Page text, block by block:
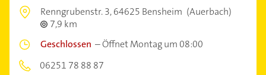
Renngrubenstr. 3,64625 Bensheim (Auerbach)
7,9 km
Geschlossen –Öffnet Montag um 08:00
06251 78 88 87